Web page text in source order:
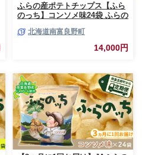
ふらの産ポテトチップス【ふら
のっち】コンソメ味24袋 ふらの
ガイモ コンソメ 芋 菓子 スナッ
ク じゃがいも お菓子 ポテチ 1
北海道南富良野町
14,000円